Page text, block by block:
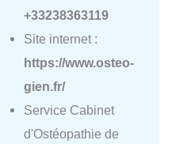
+33238363119
Site internet :
https://www.osteo-
gien.fr/
Service Cabinet
d'Ostéopathie de